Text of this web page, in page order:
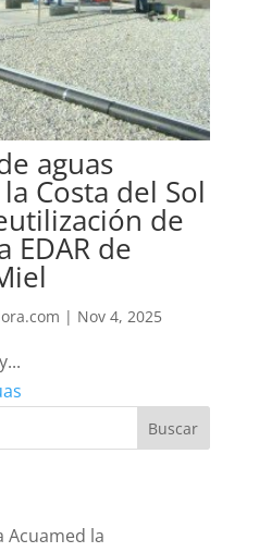
aguas
Costa del Sol
de
EDAR de
| Nov 4, 2025
Buscar
Acuamed la